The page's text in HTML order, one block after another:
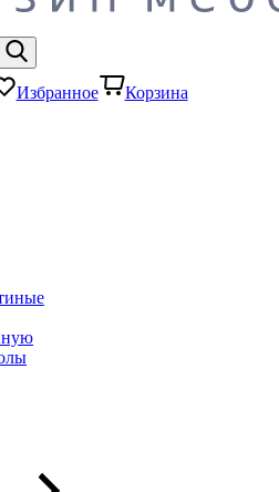
Избранное Корзина